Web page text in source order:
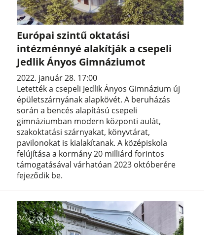
Európai szintű oktatási
intézménnyé alakítják a csepeli
Jedlik Ányos Gimnáziumot
2022. január 28. 17:00
Letették a csepeli Jedlik Ányos Gimnázium új
épületszárnyának alapkövét. A beruházás
során a bencés alapítású csepeli
gimnáziumban modern központi aulát,
szakoktatási szárnyakat, könyvtárat,
pavilonokat is kialakítanak. A középiskola
felújítása a kormány 20 milliárd forintos
támogatásával várhatóan 2023 októberére
fejeződik be.